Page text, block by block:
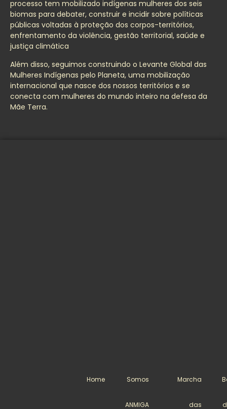
processo tem mobilizado indígenas mulheres dos seis
biomas para debater, construir e incidir sobre políticas
públicas voltadas à proteção dos corpos-territórios,
enfrentamento da violência, gestão territorial, saúde e
justiça climática
Além disso, seguimos construindo o Levante Global das
Mulheres Indígenas pelo Planeta, uma mobilização
internacional que nasce dos nossos territórios e se
conecta com mulheres do mundo inteiro na defesa da
Mãe Terra.
Home Somos
ANMIGA
Marcha
das